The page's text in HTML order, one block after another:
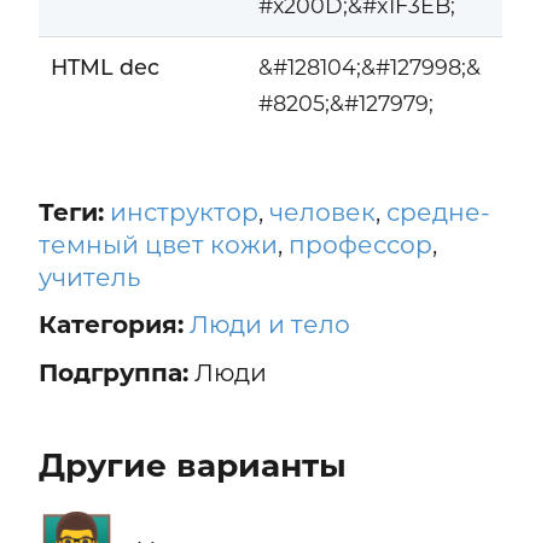
#x200D;&#x1F3EB;
HTML dec
&#128104;&#127998;&
#8205;&#127979;
Теги: инструктор, человек, средне-
темный цвет кожи, профессор,
учитель
Категория: Люди и тело
Подгруппа:Люди
Другие варианты